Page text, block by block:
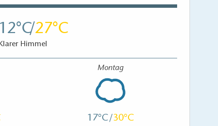
12 27
Klarer Himmel
Montag
17 30